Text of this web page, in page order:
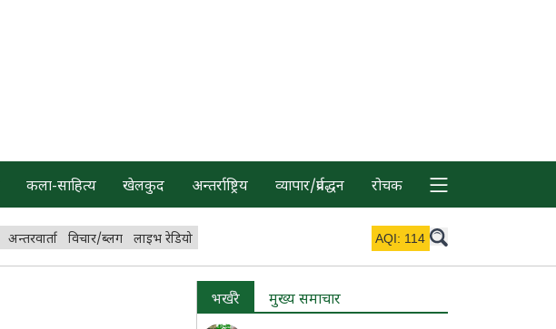
कला-साहित्य खेलकुद अन्तर्राष्ट्रिय व्यापार/प्रर्वद्धन रोचक
अन्तरवार्ता विचार/ब्लग लाइभ रेडियो AQI: 114
भर्खरै मुख्य समाचार